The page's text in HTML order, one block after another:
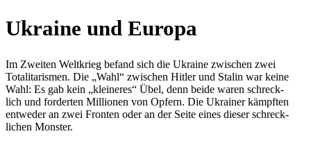
Ukraine und Europa
Im Zweiten Welt­krieg befand sich die Ukraine zwi­schen zwei
Tota­li­ta­ris­men. Die „Wahl“ zwi­schen Hitler und Stalin war keine
Wahl: Es gab kein „klei­ne­res“ Übel, denn beide waren schreck­
lich und for­der­ten Mil­lio­nen von Opfern. Die Ukrai­ner kämpf­ten
ent­we­der an zwei Fronten oder an der Seite eines dieser schreck­
li­chen Monster.